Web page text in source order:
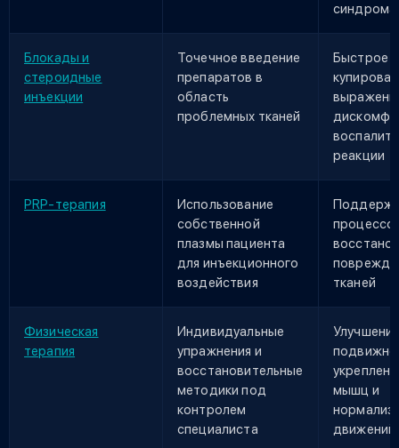
синдрома
Блокады и
стероидные
инъекции
Точечное введение
препаратов в
область
проблемных тканей
Быстрое
реакции
PRP-терапия
Использование
собственной
плазмы пациента
для инъекционного
воздействия
тканей
Физическая
терапия
Индивидуальные
упражнения и
восстановительные
методики под
контролем
специалиста
мышц и
движений